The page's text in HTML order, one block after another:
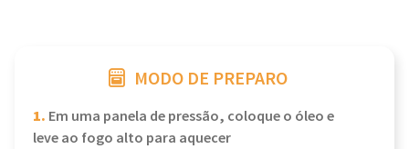
MODO DE PREPARO
1. Em uma panela de pressão, coloque o óleo e
leve ao fogo alto para aquecer